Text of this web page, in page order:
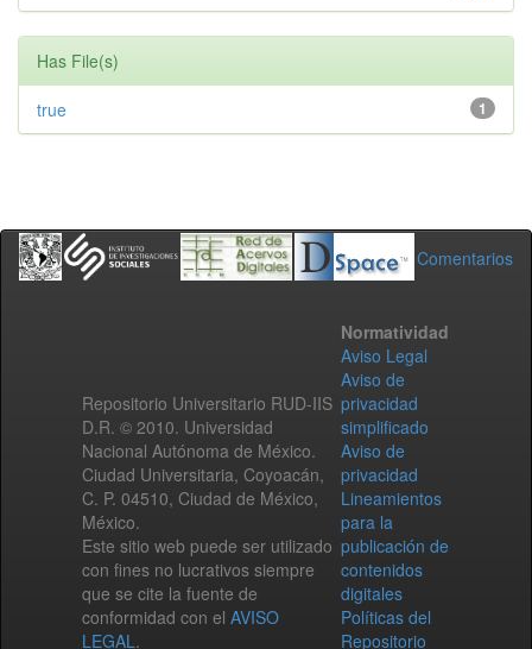
Has File(s)
1
true
Comentarios
Repositorio Universitario RUD-IIS
D.R. © 2010. Universidad
Nacional Autónoma de México.
Ciudad Universitaria, Coyoacán,
C. P. 04510, Ciudad de México,
México.
Este sitio web puede ser utilizado
con fines no lucrativos siempre
que se cite la fuente de
conformidad con el AVISO
LEGAL.
Normatividad
Aviso Legal
Aviso de
privacidad
simplificado
Aviso de
privacidad
Lineamientos
para la
publicación de
contenidos
digitales
Políticas del
Repositorio